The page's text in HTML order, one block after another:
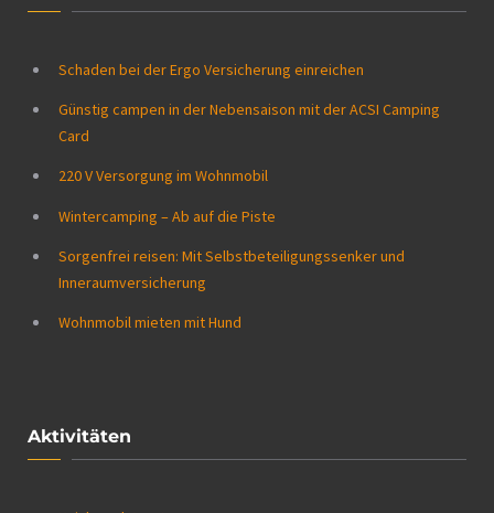
Schaden bei der Ergo Versicherung einreichen
Günstig campen in der Nebensaison mit der ACSI Camping
Card
220 V Versorgung im Wohnmobil
Wintercamping – Ab auf die Piste
Sorgenfrei reisen: Mit Selbstbeteiligungssenker und
Inneraumversicherung
Wohnmobil mieten mit Hund
Aktivitäten